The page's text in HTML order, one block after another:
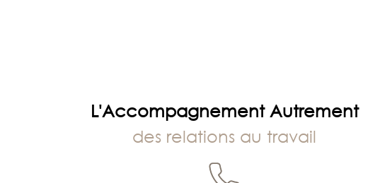
L'Accompagnement Autrement
des relations au travail